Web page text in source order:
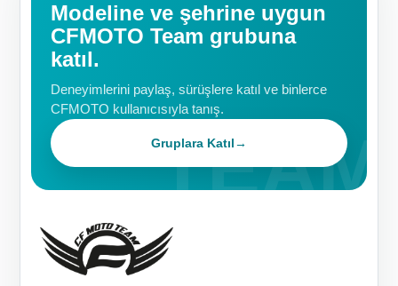
Modeline ve şehrine uygun
CFMOTO Team grubuna
katıl.
Deneyimlerini paylaş, sürüşlere katıl ve binlerce
CFMOTO kullanıcısıyla tanış.
Gruplara Katıl→